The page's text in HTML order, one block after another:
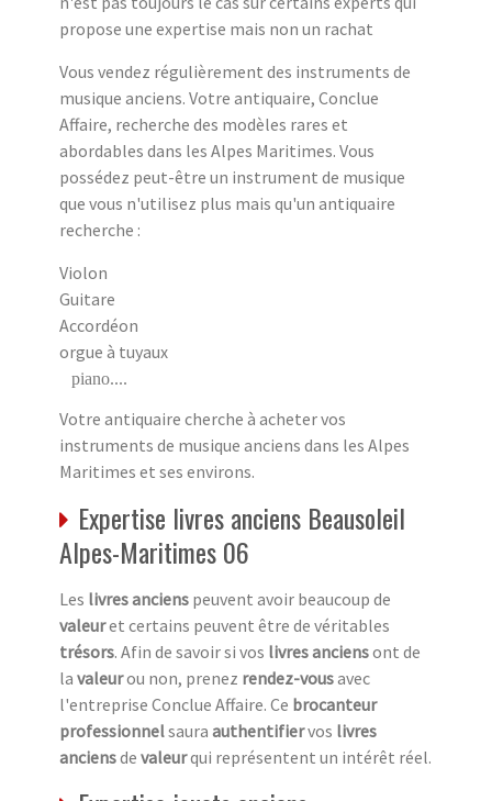
propose une expertise mais non un rachat
Vous vendez régulièrement des instruments de
musique anciens. Votre antiquaire, Conclue
Affaire, recherche des modèles rares et
abordables dans les Alpes Maritimes. Vous
possédez peut-être un instrument de musique
que vous n'utilisez plus mais qu'un antiquaire
recherche :
Violon
Guitare
Accordéon
orgue à tuyaux
piano....
Votre antiquaire cherche à acheter vos
instruments de musique anciens dans les Alpes
Maritimes et ses environs.
Expertise livres anciens Beausoleil
Alpes-Maritimes 06
Les livres anciens peuvent avoir beaucoup de
valeuret certains peuvent être de véritables
trésors. Afin de savoir si vos livres anciensont de
la valeurou non, prenez rendez-vousavec
l'entreprise Conclue Affaire. Ce brocanteur
professionnelsaura authentifiervos livres
anciensde valeurqui représentent un intérêt réel.